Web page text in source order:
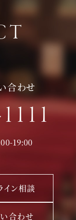
合わせ
19:00
イン相談
合わせ